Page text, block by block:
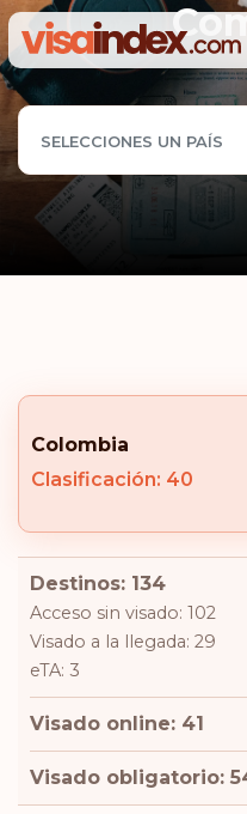
SELECCIONES UN PAÍS
Colombia
Clasificación: 40
Destinos: 134
Acceso sin visado: 102
Visado a la llegada: 29
eTA: 3
Visado online: 41
Visado obligatorio: